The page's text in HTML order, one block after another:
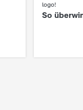
logo!
:
So